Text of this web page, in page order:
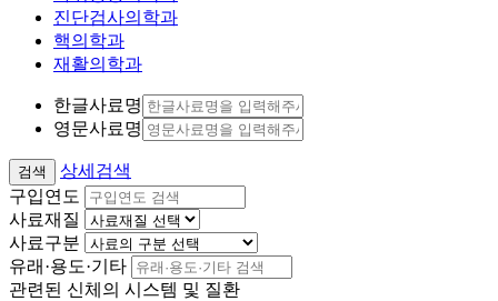
진단검사의학과
핵의학과
재활의학과
한글사료명
영문사료명
상세검색
구입연도
사료재질
사료구분
유래·용도·기타
관련된 신체의 시스템 및 질환